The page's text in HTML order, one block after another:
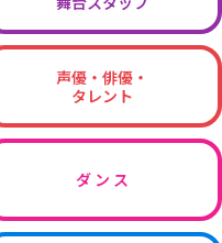
声優・俳優・
タレント
ダ ン ス